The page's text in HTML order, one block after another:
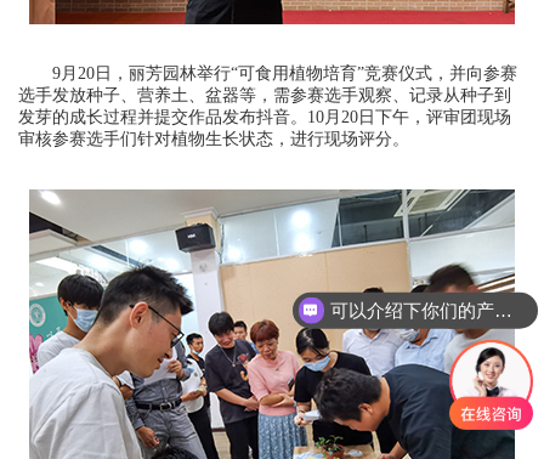
9月20日，丽芳园林举行“可食用植物培育”竞赛仪式，并向参赛
选手发放种子、营养土、盆器等，需参赛选手观察、记录从种子到
发芽的成长过程并提交作品发布抖音。10月20日下午，评审团现场
审核参赛选手们针对植物生长状态，进行现场评分。
可以介绍下你们的产品么？